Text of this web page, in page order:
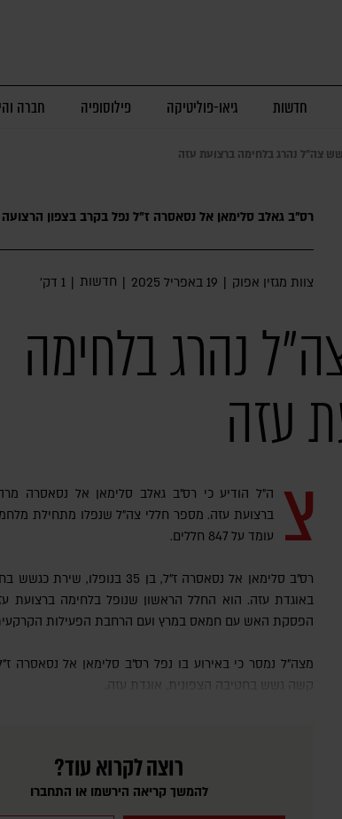
חדשות גיאו-פוליטיקה פילוסופיה חברה
צה"ל נהרג בלחימה ברצועת עזה
רס״ב גאלב סלימאן אל נסאסרה ז"ל נפל בקרב בצפון הרצועה
צוות מגזין אפוק | 19 באפריל 2025 | חדשות | 1 דק׳
נהרג בלחימה
עזה
צ
ה"ל הודיע כי רס״ב גאלב סלימאן אל נסאסרה
ברצועת עזה. מספר חללי צה"ל שנפלו מתחילת
עומד על 847 חללים.
רס"ב סלימאן אל נסאסרה ז"ל, בן 35
באוגדת עזה. הוא החלל הראשון שנופל בלחימה ברצועת
הפסקת האש עם חמאס במרץ ועם הרחבת הפעילות
מצה"ל נמסר כי באירוע בו נפל רס"ב סלימאן אל נסאסרה ז"ל, נפצע באורח
קשה גשש בחטיבה הצפונית, אוגדת עזה.
רוצה לקרוא עוד?
להמשך קריאה הירשמו או התחברו